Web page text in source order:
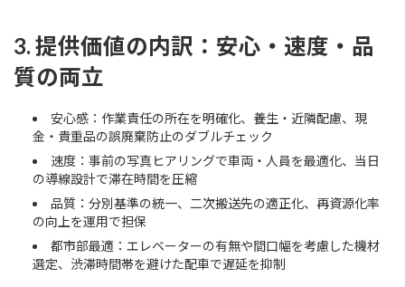
3. 提供価値の内訳：安心・速度・品
質の両立
安心感：作業責任の所在を明確化、養生・近隣配慮、現
金・貴重品の誤廃棄防止のダブルチェック
速度：事前の写真ヒアリングで車両・人員を最適化、当日
の導線設計で滞在時間を圧縮
品質：分別基準の統一、二次搬送先の適正化、再資源化率
の向上を運用で担保
都市部最適：エレベーターの有無や間口幅を考慮した機材
選定、渋滞時間帯を避けた配車で遅延を抑制